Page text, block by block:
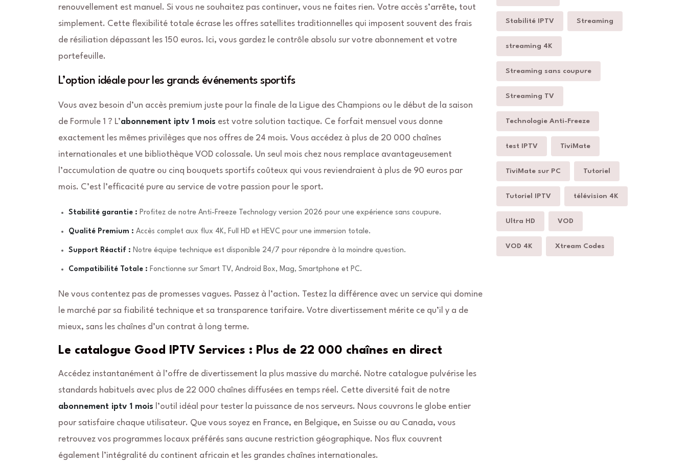
renouvellement est manuel. Si vous ne souhaitez pas continuer, vous ne faites rien. Votre accès s’arrête, tout
simplement. Cette flexibilité totale écrase les offres satellites traditionnelles qui imposent souvent des frais
de résiliation dépassant les 150 euros. Ici, vous gardez le contrôle absolu sur votre abonnement et votre
portefeuille.
L’option idéale pour les grands événements sportifs
Vous avez besoin d’un accès premium juste pour la finale de la Ligue des Champions ou le début de la saison
de Formule 1 ? L’abonnement iptv 1 mois est votre solution tactique. Ce forfait mensuel vous donne
exactement les mêmes privilèges que nos offres de 24 mois. Vous accédez à plus de 20 000 chaînes
internationales et une bibliothèque VOD colossale. Un seul mois chez nous remplace avantageusement
l’accumulation de quatre ou cinq bouquets sportifs coûteux qui vous reviendraient à plus de 90 euros par
mois. C’est l’efficacité pure au service de votre passion pour le sport.
Stabilité garantie : Profitez de notre Anti-Freeze Technology version 2026 pour une expérience sans coupure.
Qualité Premium : Accès complet aux flux 4K, Full HD et HEVC pour une immersion totale.
Support Réactif : Notre équipe technique est disponible 24/7 pour répondre à la moindre question.
Compatibilité Totale : Fonctionne sur Smart TV, Android Box, Mag, Smartphone et PC.
Ne vous contentez pas de promesses vagues. Passez à l’action. Testez la différence avec un service qui domine
le marché par sa fiabilité technique et sa transparence tarifaire. Votre divertissement mérite ce qu’il y a de
mieux, sans les chaînes d’un contrat à long terme.
Le catalogue Good IPTV Services : Plus de 22 000 chaînes en direct
Accédez instantanément à l’offre de divertissement la plus massive du marché. Notre catalogue pulvérise les
standards habituels avec plus de 22 000 chaînes diffusées en temps réel. Cette diversité fait de notre
abonnement iptv 1 mois l’outil idéal pour tester la puissance de nos serveurs. Nous couvrons le globe entier
pour satisfaire chaque utilisateur. Que vous soyez en France, en Belgique, en Suisse ou au Canada, vous
retrouvez vos programmes locaux préférés sans aucune restriction géographique. Nos flux couvrent
également l’intégralité du continent africain et les grandes chaînes internationales.
Stabilité IPTV Streaming
streaming 4K
Streaming sans coupure
Streaming TV
Technologie Anti-Freeze
test IPTV TiviMate
TiviMate sur PC Tutoriel
Tutoriel IPTV télévision 4K
Ultra HD VOD
VOD 4K Xtream Codes